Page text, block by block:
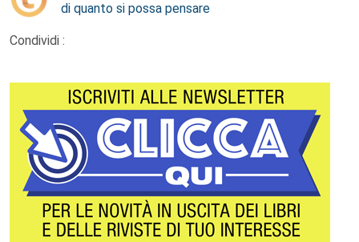
di quanto si possa pensare
Condividi :